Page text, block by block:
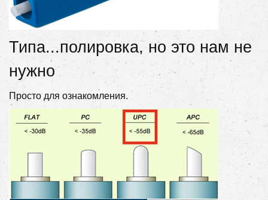
Типа...полировка, но это нам не
нужно
Просто для ознакомления.